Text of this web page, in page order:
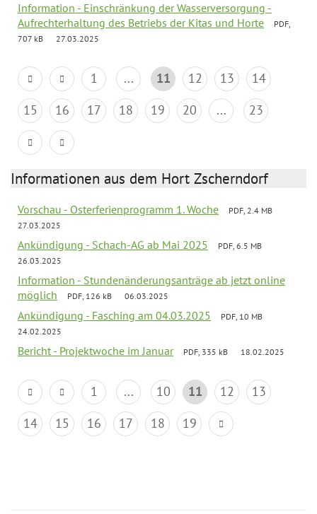
Information - Einschränkung der Wasserversorgung -
Aufrechterhaltung des Betriebs der Kitas und Horte
PDF,
707 kB
27.03.2025
1 ... 11 12 13
14
15
16 17 18 19 20 ... 23
Informationen aus dem Hort Zscherndorf
Vorschau - Osterferienprogramm 1. Woche
PDF, 2.4 MB
27.03.2025
Ankündigung - Schach-AG ab Mai 2025
PDF, 6.5 MB
26.03.2025
Information - Stundenänderungsanträge ab jetzt online
möglich
PDF, 126 kB 06.03.2025
Ankündigung - Fasching am 04.03.2025
PDF, 10 MB
24.02.2025
Bericht - Projektwoche im Januar PDF, 335 kB 18.02.2025
1 ... 10 11 12
13
14
15 16 17 18 19